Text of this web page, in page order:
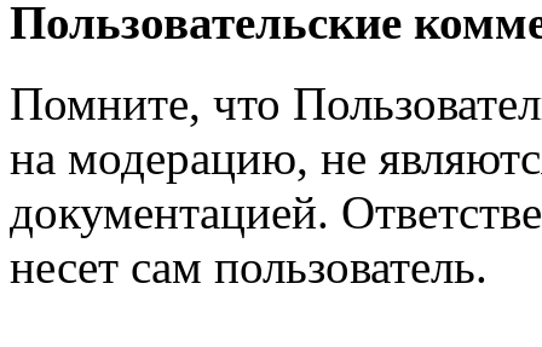
Пользовательские
Помните, что
на модерацию, не
документацией.
несет сам пользователь.